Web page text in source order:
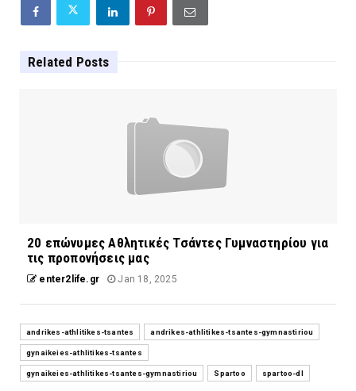
Related Posts
20 επώνυμες Αθλητικές Τσάντες Γυμναστηρίου για
τις προπονήσεις μας
enter2life.gr Jan 18, 2025
andrikes-athlitikes-tsantes andrikes-athlitikes-tsantes-gymnastiriou
gynaikeies-athlitikes-tsantes
gynaikeies-athlitikes-tsantes-gymnastiriou Spartoo spartoo-dl